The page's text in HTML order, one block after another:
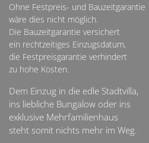
Ohne Festpreis- und Bauzeitgarantie
wäre dies nicht möglich.
Die Bauzeitgarantie versichert
ein rechtzeitiges Einzugsdatum,
die Festpreisgarantie verhindert
zu hohe Kosten.
Dem Einzug in die edle Stadtvilla,
ins liebliche Bungalow oder ins
exklusive Mehrfamilienhaus
steht somit nichts mehr im Weg.